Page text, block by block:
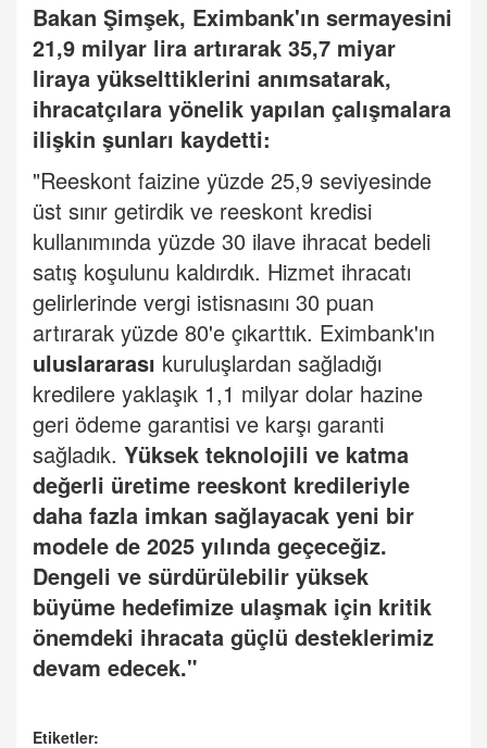
Bakan Şimşek, Eximbank'ın sermayesini
21,9 milyar lira artırarak 35,7 miyar
liraya yükselttiklerini anımsatarak,
ihracatçılara yönelik yapılan çalışmalara
ilişkin şunları kaydetti:
"Reeskont faizine yüzde 25,9 seviyesinde
üst sınır getirdik ve reeskont kredisi
kullanımında yüzde 30 ilave ihracat bedeli
satış koşulunu kaldırdık. Hizmet ihracatı
gelirlerinde vergi istisnasını 30 puan
artırarak yüzde 80'e çıkarttık. Eximbank'ın
uluslararası kuruluşlardan sağladığı
kredilere yaklaşık 1,1 milyar dolar hazine
geri ödeme garantisi ve karşı garanti
sağladık. Yüksek teknolojili ve katma
değerli üretime reeskont kredileriyle
daha fazla imkan sağlayacak yeni bir
modele de 2025 yılında geçeceğiz.
Dengeli ve sürdürülebilir yüksek
büyüme hedefimize ulaşmak için kritik
önemdeki ihracata güçlü desteklerimiz
devam edecek."
Etiketler: